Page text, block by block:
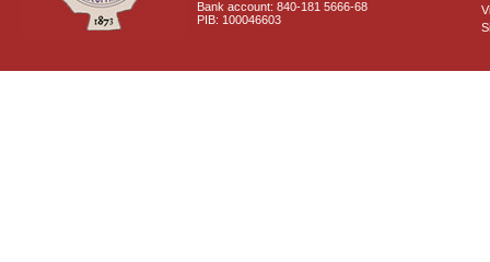
Bank account: 840-181 5666-68
PIB: 100046603